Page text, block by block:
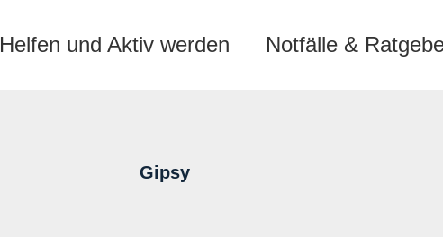
Helfen und Aktiv werden Notfälle &
Gipsy